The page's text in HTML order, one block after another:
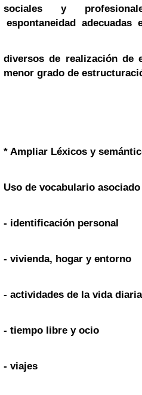
sociales y
espontaneidad adecuadas
diversos de realización de
menor grado de
* Ampliar Léxicos y
Uso de vocabulario
- identificación personal
- vivienda, hogar y entorno
- actividades de la vida diaria
- tiempo libre y ocio
- viajes